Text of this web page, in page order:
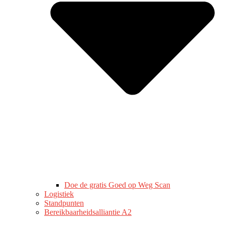
Doe de gratis Goed op Weg Scan
Logistiek
Standpunten
Bereikbaarheidsalliantie A2